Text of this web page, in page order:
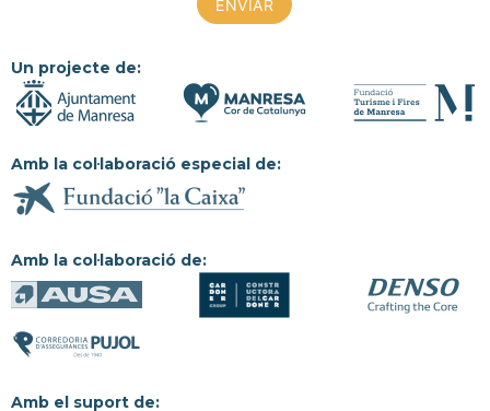
Un projecte de:
Amb la col·laboració especial de:
Amb la col·laboració de:
Amb el suport de: